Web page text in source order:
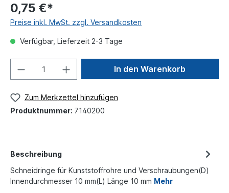
0,75 €*
Preise inkl. MwSt. zzgl. Versandkosten
Verfügbar, Lieferzeit 2-3 Tage
In den Warenkorb
Zum Merkzettel hinzufügen
Produktnummer: 7140200
Beschreibung
Schneidringe für Kunststoffrohre und Verschraubungen(D)
Innendurchmesser 10 mm(L) Länge 10 mm Mehr